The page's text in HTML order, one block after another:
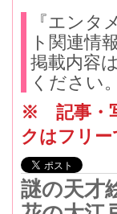
『エンタ
ト関連情
掲載内容
ください。
※ 記事・
クはフリー
謎の天才